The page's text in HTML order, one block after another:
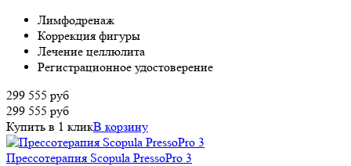
Лимфодренаж
Коррекция фигуры
Лечение целлюлита
Регистрационное удостоверение
299 555 руб
299 555 руб
Купить в 1 кликВ корзину
Прессотерапия Scopula PressoPro 3